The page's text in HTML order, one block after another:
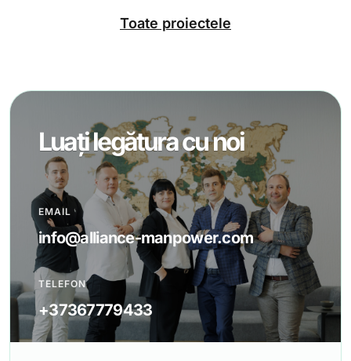
Toate proiectele
Luați legătura cu noi
EMAIL
info@alliance-manpower.com
TELEFON
+37367779433